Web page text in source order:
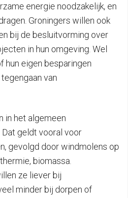
energie noodzakelijk, en
Groningers willen ook
bij de besluitvorming over
in hun omgeving. Wel
hun eigen besparingen
van
in het algemeen
geldt vooral voor
gevolgd door windmolens op
biomassa.
ze liever bij
minder bij dorpen of